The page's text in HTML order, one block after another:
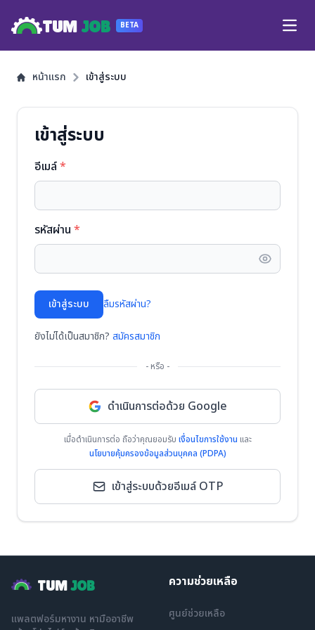
TUM JOB BETA
หน้าแรก เข้าสู่ระบบ
เข้าสู่ระบบ
อีเมล์*
รหัสผ่าน *
เข้าสู่ระบบ ลืมรหัสผ่าน?
ยังไม่ได้เป็นสมาชิก? สมัครสมาชิก
- หรือ -
ดำเนินการต่อด้วย Google
เมื่อดำเนินการต่อ ถือว่าคุณยอมรับ เงื่อนไขการใช้งาน และ
นโยบายคุ้มครองข้อมูลส่วนบุคคล (PDPA)
เข้าสู่ระบบด้วยอีเมล์ OTP
TUMJOB
แพลตฟอร์มหางาน หามืออาชีพ
ความช่วยเหลือ
ศูนย์ช่วยเหลือ